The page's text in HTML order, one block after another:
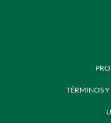
TÉRMINOS